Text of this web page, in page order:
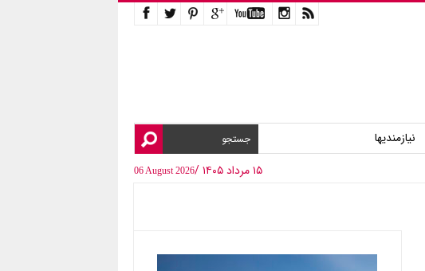
نیازمندیها
۱۵ مرداد ۱۴۰۵ /
06 August 2026